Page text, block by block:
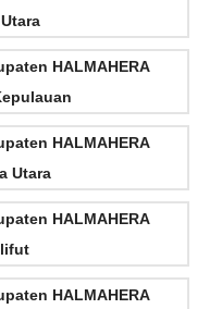
HALMAHERA
HALMAHERA
Utara
HALMAHERA
HALMAHERA